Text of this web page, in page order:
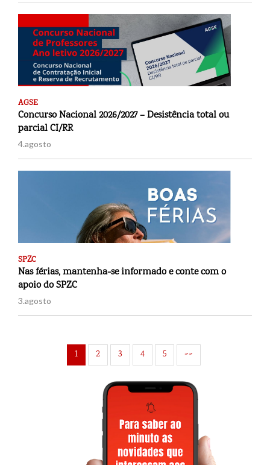
AGSE
Concurso Nacional 2026/2027 – Desistência total ou
parcial CI/RR
4.agosto
SPZC
Nas férias, mantenha-se informado e conte com o
apoio do SPZC
3.agosto
1 2 3 4 5 >>